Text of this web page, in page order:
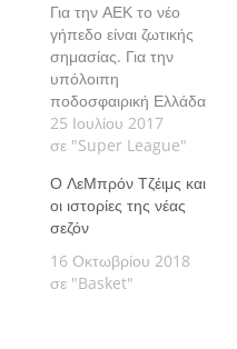
Για την ΑΕΚ το νέο
γήπεδο είναι ζωτικής
σημασίας. Για την
υπόλοιπη
ποδοσφαιρική Ελλάδα
μια ευκαιρία να την
ζηλέψει και να
Θοδωρής Τσούτσος.
25 Ιουλίου 2017
σε "Super League"
Ο ΛεΜπρόν Τζέιμς και
οι ιστορίες της νέας
σεζόν
16 Οκτωβρίου 2018
σε "Basket"